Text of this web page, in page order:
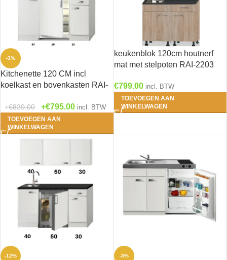
-3%
Kitchenette 120 CM incl
koelkast en bovenkasten RAI-
€820.00 €795.00 incl. BTW
TOEVOEGEN AAN
WINKELWAGEN
keukenblok 120cm houtnerf
mat met stelpoten RAI-2203
€799.00 incl. BTW
TOEVOEGEN AAN
WINKELWAGEN
-12% -3%